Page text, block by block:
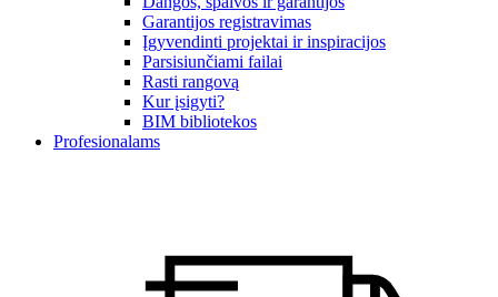
Garantijos registravimas
Įgyvendinti projektai ir inspiracijos
Parsisiunčiami failai
Rasti rangovą
Kur įsigyti?
BIM bibliotekos
Profesionalams